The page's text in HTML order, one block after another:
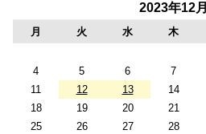
2023年12月
月 火 水 木
4
5 6 7
11
12 13 14
18
19 20 21
25
26 27 28